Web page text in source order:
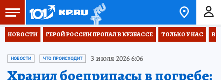
НОВОСТИ ГЕРОЙ РОССИИ ПРОПАЛ В КУЗБАССЕ ТОЛЬКО У НАС
НОВОСТИ ЧТО ПРОИСХОДИТ 3 июля 2026 6:06
Хранил боеприпасы в погребе: